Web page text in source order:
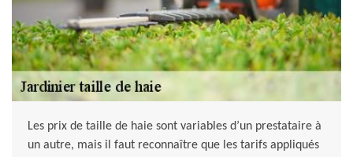
Les prix de taille de haie sont variables d’un prestataire à
un autre, mais il faut reconnaître que les tarifs appliqués